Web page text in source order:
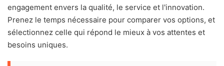
engagement envers la qualité, le service et l'innovation.
Prenez le temps nécessaire pour comparer vos options, et
sélectionnez celle qui répond le mieux à vos attentes et
besoins uniques.